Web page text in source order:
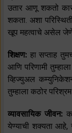
उतार आणू शकतो
शकता. अशा
खूप महत्वाचे असेल
शिक्षण: हा सप्ताह
आणि परिणामी
व्हिज्युअल
तुम्हाला कठोर
व्यावसायिक जीवन:
येण्याची शक्यता आहे,